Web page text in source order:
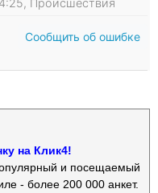
Сообщить об ошибке
на Клик4!
и посещаемый
- более 200 000 анкет.